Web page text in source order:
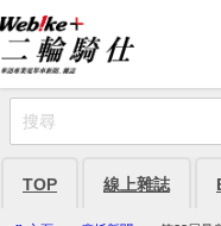
TOP 線上雜誌